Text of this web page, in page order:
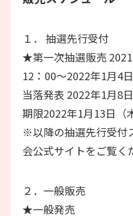
１． 抽選先⾏受付
★第⼀次抽選販売 2021
12：00〜2022年1⽉4
当落発表 2022年1月8
期限2022年1月13日（
※以降の抽選先行受付
会公式サイトをご覧く
２．⼀般販売
★⼀般発売